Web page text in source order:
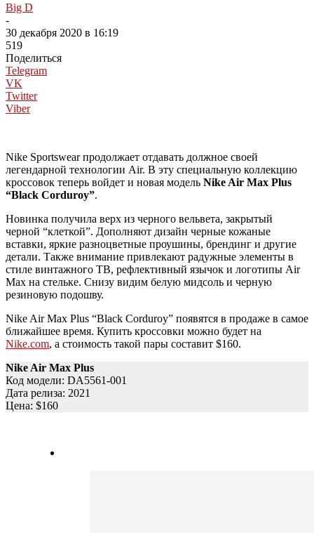
Big D
-
30 декабря 2020 в 16:19
519
Поделиться
Telegram
VK
Twitter
Viber
Nike Sportswear продолжает отдавать должное своей
легендарной технологии Air. В эту специальную коллекцию
кроссовок теперь войдет и новая модель Nike Air Max Plus
“Black Corduroy”.
Новинка получила верх из черного вельвета, закрытый
черной “клеткой”. Дополняют дизайн черные кожаные
вставки, яркие разноцветные проушины, брендинг и другие
детали. Также внимание привлекают радужные элементы в
стиле винтажного ТВ, рефлективный язычок и логотипы Air
Max на стельке. Снизу видим белую мидсоль и черную
резиновую подошву.
Nike Air Max Plus “Black Corduroy” появятся в продаже в самое
ближайшее время. Купить кроссовки можно будет на
Nike.com, а стоимость такой пары составит $160.
Nike Air Max Plus
Код модели: DA5561-001
Дата релиза: 2021
Цена: $160